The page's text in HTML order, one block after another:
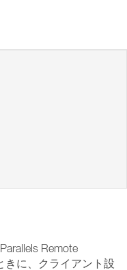
Remote
きに、クライアント設